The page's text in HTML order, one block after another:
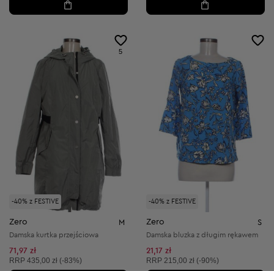
-40% z FESTIVE
5
Zero M
Damska kurtka przejściowa
71,97 zł
Cena sugerowana:
RRP 435,00 zł (-83%)
-40% z FESTIVE
Zero S
Damska bluzka z długim rękawem
21,17 zł
Cena sugerowana:
RRP 215,00 zł (-90%)